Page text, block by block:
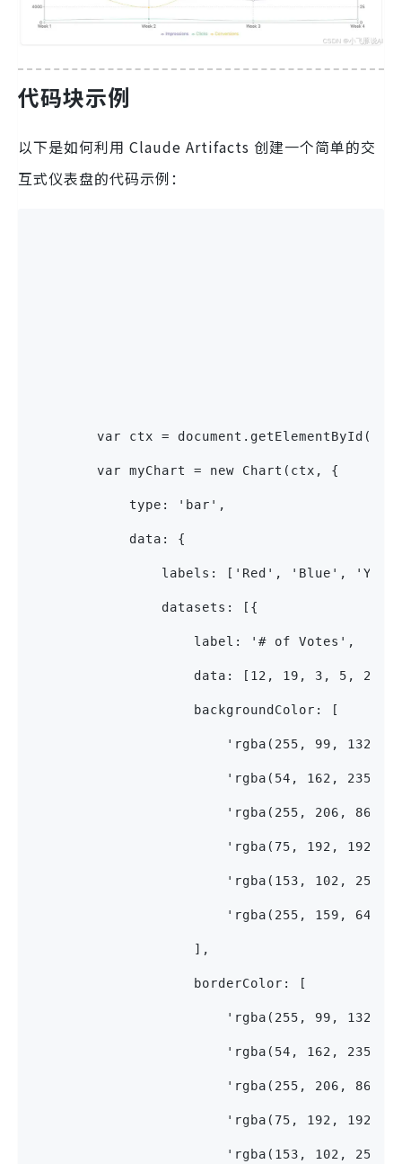
代码块示例
以下是如何利用 Claude Artifacts 创建一个简单的交
互式仪表盘的代码示例：
var ctx =
        var myChart = new Chart(ctx, {
            type: 'bar',
            data: {
labels: ['Red', 'Blue',
                datasets: [{
                    label: '# of Votes',
data: [12, 19, 3, 5, 2,
                    backgroundColor: [
'rgba(255, 99, 132,
'rgba(54, 162, 235,
'rgba(255, 206, 86,
'rgba(75, 192, 192,
'rgba(153, 102, 255,
'rgba(255, 159, 64,
                    ],
                    borderColor: [
'rgba(255, 99, 132,
'rgba(54, 162, 235,
'rgba(255, 206, 86,
'rgba(75, 192, 192,
'rgba(153, 102, 255,